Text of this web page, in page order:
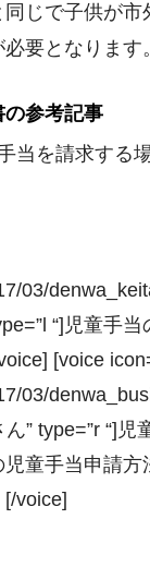
同じで子供が
要となります。
の参考記事
当を請求する
03/
“]児童手
[voice
03/
” type=”r “]児
児童手当申請
[/voice]